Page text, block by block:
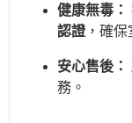
健康無毒：
認證 ，確
安心售後：
務。